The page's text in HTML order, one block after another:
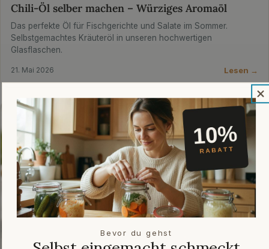
Chili-Öl selber machen – Würziges Aromaöl
Das perfekte Öl für Fischgerichte und Salate im Sommer.
Selbstgemachtes Kräuteröl in unseren hochwertigen
Glasflaschen.
21. Mai 2026 Lesen →
Bevor du gehst